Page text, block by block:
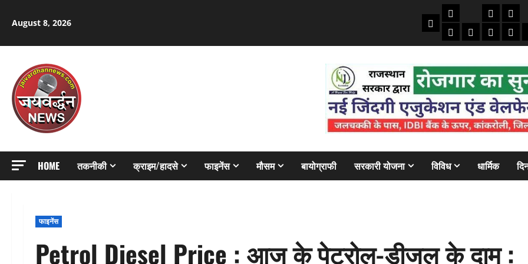
August 8, 2026 Home
तकनीकी
ऑटो
मोबाइल
क्राइम/
अजबबैंक
HOME तकनीकी क्राइम/हादसे फाइनेंस मौसम बायोग्राफी सरकारी योजना विविध धार्मिक
फाइनेंस
Petrol Diesel Price : आज के पेट्रोल-डीजल के दाम :